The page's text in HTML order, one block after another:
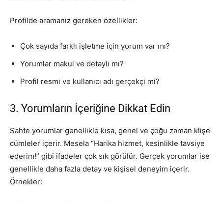
Profilde aramanız gereken özellikler:
Çok sayıda farklı işletme için yorum var mı?
Yorumlar makul ve detaylı mı?
Profil resmi ve kullanıcı adı gerçekçi mi?
3. Yorumların İçeriğine Dikkat Edin
Sahte yorumlar genellikle kısa, genel ve çoğu zaman klişe
cümleler içerir. Mesela “Harika hizmet, kesinlikle tavsiye
ederim!” gibi ifadeler çok sık görülür. Gerçek yorumlar ise
genellikle daha fazla detay ve kişisel deneyim içerir.
Örnekler: